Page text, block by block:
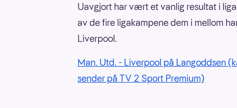
Uavgjort har vært et vanlig resultat i
av de fire ligakampene dem i mellom
Liverpool.
Man. Utd. - Liverpool på Langoddsen
sender på TV 2 Sport Premium)